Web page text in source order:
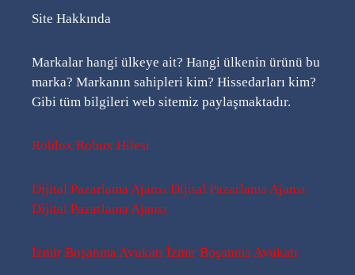
Site Hakkında
Markalar hangi ülkeye ait? Hangi ülkenin ürünü bu
marka? Markanın sahipleri kim? Hissedarları kim?
Gibi tüm bilgileri web sitemiz paylaşmaktadır.
Roblox Robux Hilesi
Dijital Pazarlama Ajansı Dijital Pazarlama Ajansı
Dijital Pazarlama Ajansı
İzmir Boşanma Avukatı İzmir Boşanma Avukatı